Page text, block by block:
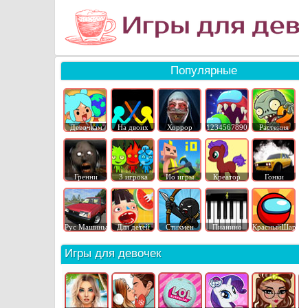
Популярные
Девочкам На двоих Хоррор 1234567890 Растения
Гренни 3 игрока Ио игры Креатор Гонки
Рус Машины Для детей Стикмен Пианино КрасныйШар
Игры для девочек